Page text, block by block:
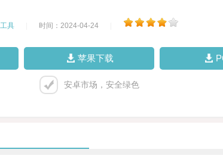
工具 时间：2024-04-24
苹果下载
安卓市场，安全绿色